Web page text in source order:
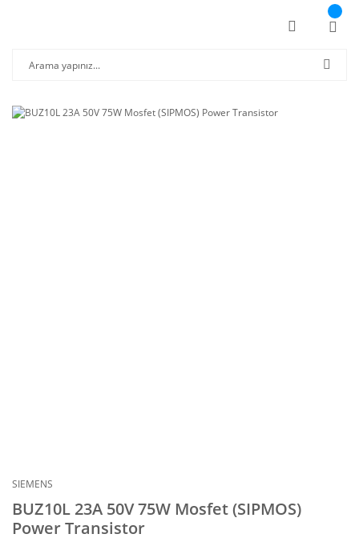
SIEMENS
BUZ10L 23A 50V 75W Mosfet (SIPMOS)
Power Transistor